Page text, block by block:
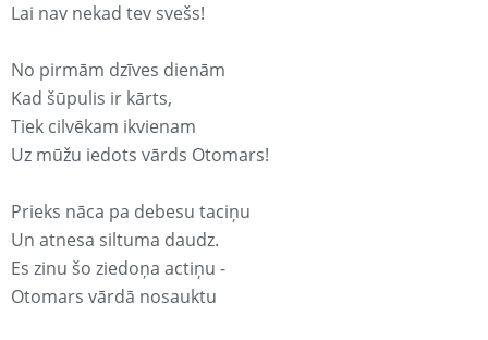
Lai nav nekad tev svešs!
No pirmām dzīves dienām
Kad šūpulis ir kārts,
Tiek cilvēkam ikvienam
Uz mūžu iedots vārds Otomars!
Prieks nāca pa debesu taciņu
Un atnesa siltuma daudz.
Es zinu šo ziedoņa actiņu -
Otomars vārdā nosauktu